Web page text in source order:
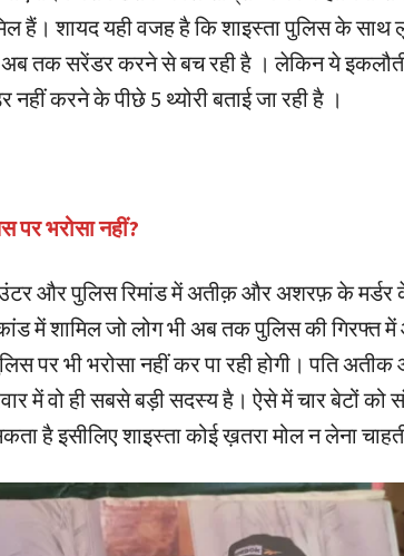
हैं। शायद यही वजह है कि शाइस्ता पुलिस के
अब तक सरेंडर करने से बच रही है । लेकिन ये
नहीं करने के पीछे 5 थ्योरी बताई जा रही है ।
पर भरोसा नहीं?
और पुलिस रिमांड में अतीक़ और अशरफ़ के मर्डर
में शामिल जो लोग भी अब तक पुलिस की गिरफ्त में
पर भी भरोसा नहीं कर पा रही होगी। पति
में वो ही सबसे बड़ी सदस्य है। ऐसे में चार बेटों को
है इसीलिए शाइस्ता कोई ख़तरा मोल न लेना